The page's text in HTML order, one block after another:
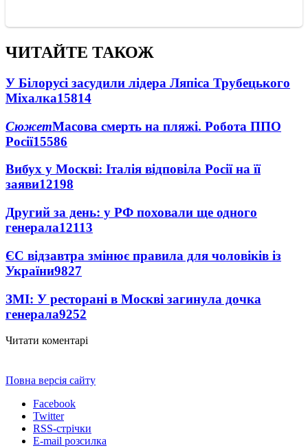
ЧИТАЙТЕ ТАКОЖ
У Білорусі засудили лідера Ляпіса Трубецького
Міхалка15814
СюжетМасова смерть на пляжі. Робота ППО
Росії15586
Вибух у Москві: Італія відповіла Росії на її
заяви12198
Другий за день: у РФ поховали ще одного
генерала12113
ЄС відзавтра змінює правила для чоловіків із
України9827
ЗМІ: У ресторані в Москві загинула дочка
генерала9252
Читати коментарі
Повна версія сайту
Facebook
Twitter
RSS-стрічки
E-mail розсилка